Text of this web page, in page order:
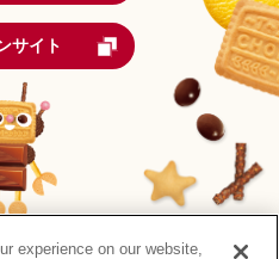
サイト
experience on our website,